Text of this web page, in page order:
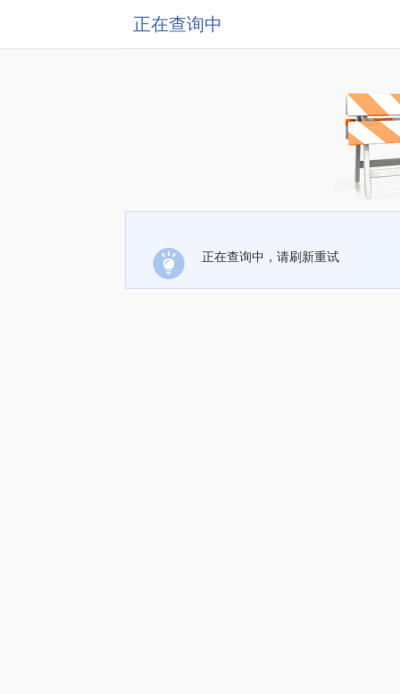
正在查询中
正在查询中，请刷新重试